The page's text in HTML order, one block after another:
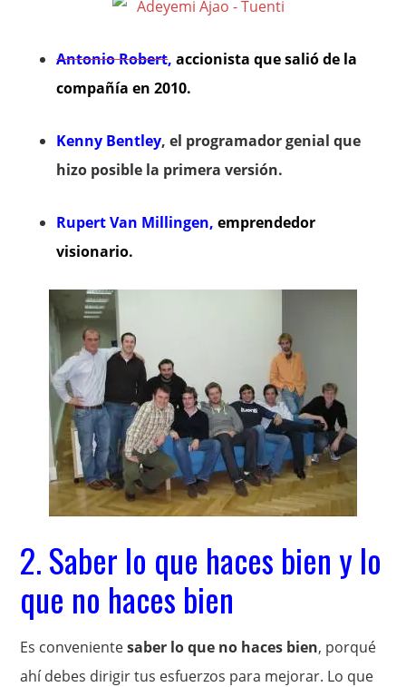
Antonio Robert,accionista que salió de la
compañía en 2010.
Kenny Bentley, el programador genial que
hizo posible la primera versión.
Rupert Van Millingen,emprendedor
visionario.
2. Saber lo que haces bien y lo
que no haces bien
Es convenientesaber lo que no haces bien, porqué
ahí debes dirigir tus esfuerzos para mejorar. Lo que